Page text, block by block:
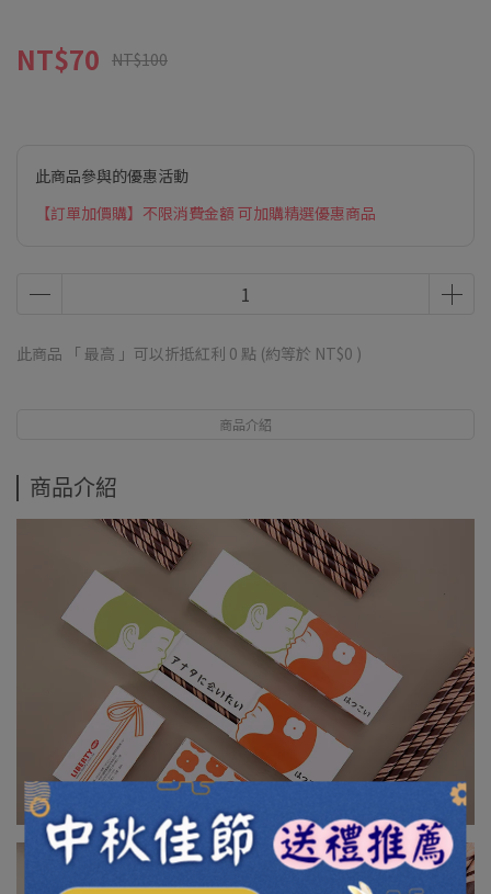
NT$70 NT$100
此商品參與的優惠活動
【訂單加價購】不限消費金額 可加購精選優惠商品
此商品 「 最高 」可以折抵紅利 0 點 (約等於 NT$0 )
商品介紹
商品介紹